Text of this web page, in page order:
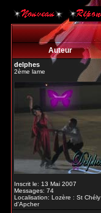
Auteur
delphes
2ème lame
Inscrit le: 13 Mai 2007
Messages: 74
Localisation: Lozère : St Chély
d'Apcher